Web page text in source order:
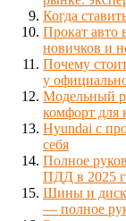
Когда
Прокат авто
новичков и
Почему
у
Модельный
комфорт для
Hyundai с
себя
Полное
ПДД в 2025
Шины и
— полное